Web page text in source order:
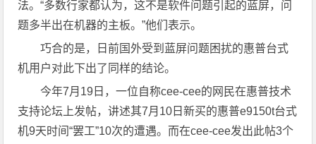
法。“多数行家都认为，这不是软件问题引起的蓝屏，问
题多半出在机器的主板。”他们表示。
巧合的是，日前国外受到蓝屏问题困扰的惠普台式
机用户对此下出了同样的结论。
今年7月19日，一位自称cee-cee的网民在惠普技术
支持论坛上发帖，讲述其7月10日新买的惠普e9150t台式
机9天时间“罢工”10次的遭遇。而在cee-cee发出此帖3个